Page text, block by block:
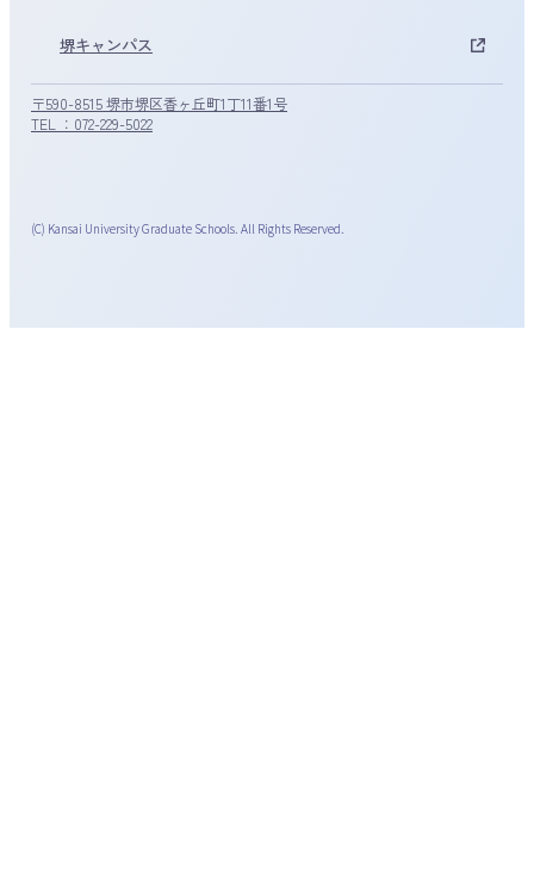
堺キャンパス
〒590-8515 堺市堺区香ヶ丘町1丁11番1号
TEL ：072-229-5022
(C) Kansai University Graduate Schools. All Rights Reserved.